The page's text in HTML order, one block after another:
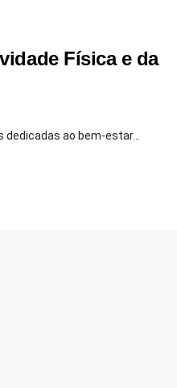
Física e da
ao bem-estar...